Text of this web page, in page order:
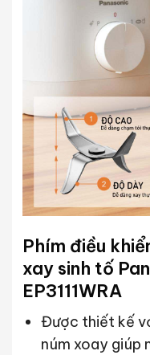
Phím điều
xay sinh tố
EP3111WRA
Được thiết kế
núm xoay giúp